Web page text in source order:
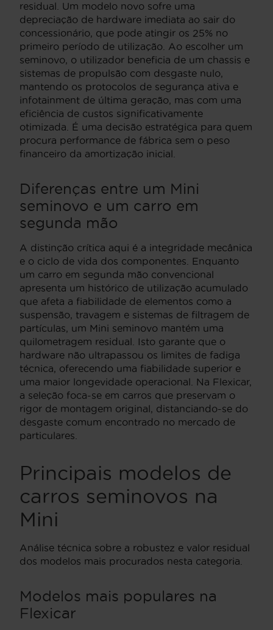
residual. Um modelo novo sofre uma
depreciação de hardware imediata ao sair do
concessionário, que pode atingir os 25% no
primeiro período de utilização. Ao escolher um
seminovo, o utilizador beneficia de um chassis e
sistemas de propulsão com desgaste nulo,
mantendo os protocolos de segurança ativa e
infotainment de última geração, mas com uma
eficiência de custos significativamente
otimizada. É uma decisão estratégica para quem
procura performance de fábrica sem o peso
financeiro da amortização inicial.
Diferenças entre um Mini
seminovo e um carro em
segunda mão
A distinção crítica aqui é a integridade mecânica
e o ciclo de vida dos componentes. Enquanto
um carro em segunda mão convencional
apresenta um histórico de utilização acumulado
que afeta a fiabilidade de elementos como a
suspensão, travagem e sistemas de filtragem de
partículas, um Mini seminovo mantém uma
quilometragem residual. Isto garante que o
hardware não ultrapassou os limites de fadiga
técnica, oferecendo uma fiabilidade superior e
uma maior longevidade operacional. Na Flexicar,
a seleção foca-se em carros que preservam o
rigor de montagem original, distanciando-se do
desgaste comum encontrado no mercado de
particulares.
Principais modelos de
carros seminovos na
Mini
Análise técnica sobre a robustez e valor residual
dos modelos mais procurados nesta categoria.
Modelos mais populares na
Flexicar